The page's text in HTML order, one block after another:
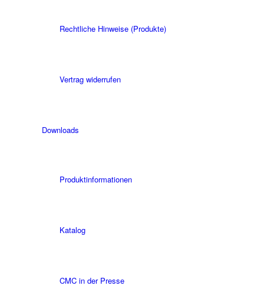
Rechtliche Hinweise (Produkte)
Vertrag widerrufen
Downloads
Produktinformationen
Katalog
CMC in der Presse